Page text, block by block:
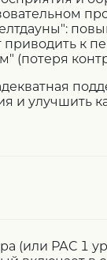
к
(потеря
и улучшить
(или РАС 1